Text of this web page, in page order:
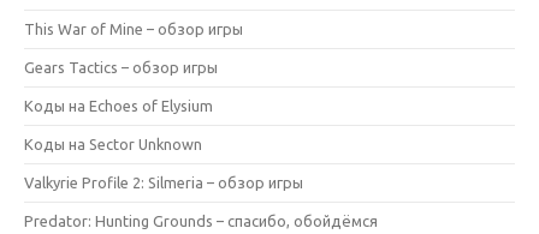
This War of Mine – обзор игры
Gears Tactics – обзор игры
Коды на Echoes of Elysium
Коды на Sector Unknown
Valkyrie Profile 2: Silmeria – обзор игры
Predator: Hunting Grounds – спасибо, обойдёмся